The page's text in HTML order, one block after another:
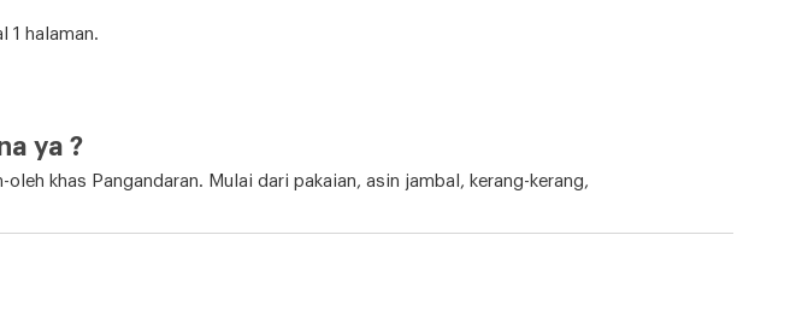
1 halaman.
ya ?
khas Pangandaran. Mulai dari pakaian, asin jambal, kerang-kerang,